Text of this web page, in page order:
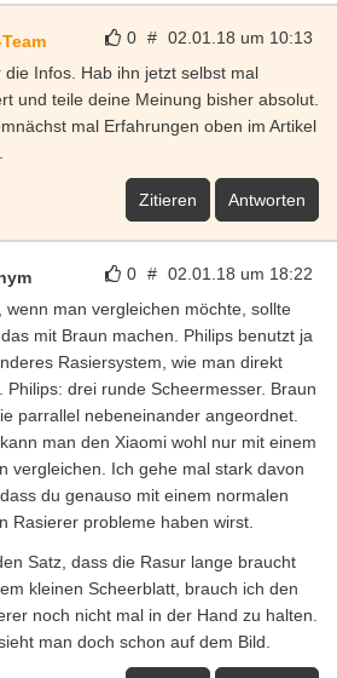
0 # 02.01.18 um 10:13
die Infos. Hab ihn jetzt selbst mal
und teile deine Meinung bisher absolut.
mal Erfahrungen oben im Artikel
Zitieren Antworten
0 # 02.01.18 um 18:22
wenn man vergleichen möchte, sollte
mit Braun machen. Philips benutzt ja
Rasiersystem, wie man direkt
Philips: drei runde Scheermesser. Braun
parrallel nebeneinander angeordnet.
man den Xiaomi wohl nur mit einem
vergleichen. Ich gehe mal stark davon
du genauso mit einem normalen
Rasierer probleme haben wirst.
Satz, dass die Rasur lange braucht
kleinen Scheerblatt, brauch ich den
noch nicht mal in der Hand zu halten.
man doch schon auf dem Bild.